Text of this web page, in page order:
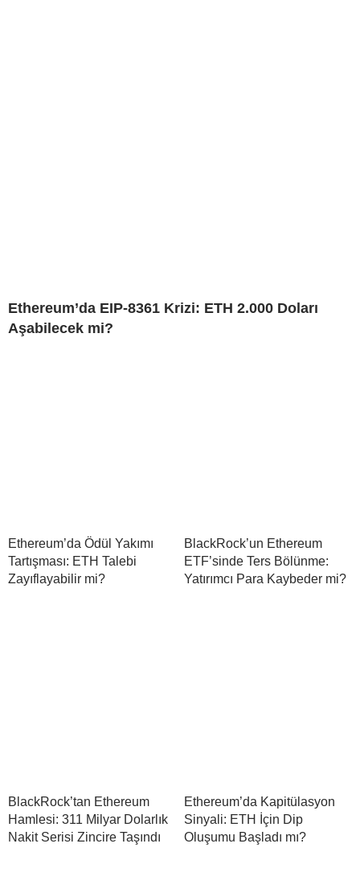
Ethereum’da EIP-8361 Krizi: ETH 2.000 Doları
Aşabilecek mi?
Ethereum’da Ödül Yakımı
Tartışması: ETH Talebi
Zayıflayabilir mi?
BlackRock’un Ethereum
ETF’sinde Ters Bölünme:
Yatırımcı Para Kaybeder mi?
BlackRock’tan Ethereum
Hamlesi: 311 Milyar Dolarlık
Nakit Serisi Zincire Taşındı
Ethereum’da Kapitülasyon
Sinyali: ETH İçin Dip
Oluşumu Başladı mı?